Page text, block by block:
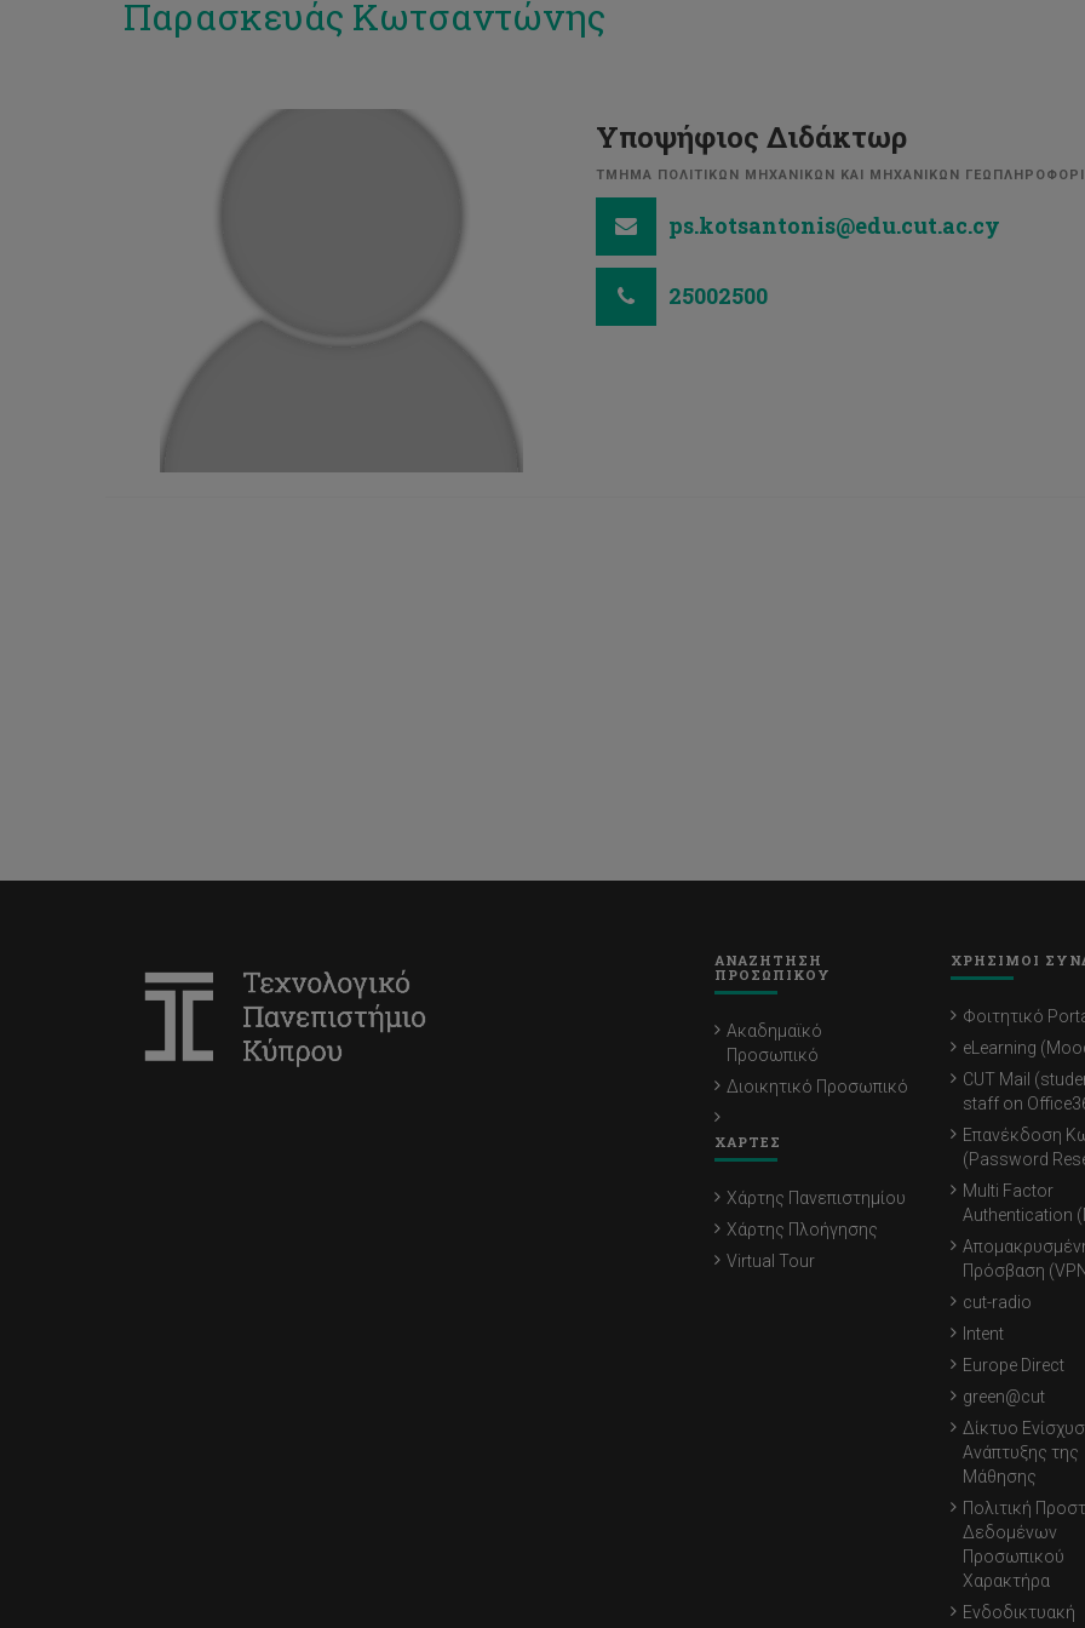
Παρασκευάς Κωτσαντώνης
Υποψήφιος Διδάκτωρ
ΤΜΗΜΑ ΠΟΛΙΤΙΚΩΝ ΜΗΧΑΝΙΚΩΝ ΚΑΙ ΜΗΧΑΝΙΚΩΝ
ps.kotsantonis@edu.cut.ac.cy
25002500
ΑΝΑΖΗΤΗΣΗ
ΠΡΟΣΩΠΙΚΟΥ
Ακαδημαϊκό
Προσωπικό
Διοικητικό Προσωπικό
ΧΑΡΤΕΣ
Χάρτης Πανεπιστημίου
Χάρτης Πλοήγησης
Virtual Tour
ΧΡΗΣΙΜΟΙ
Φοιτητικό
eLearning
CUT Mail
staff on
Επανέκδοση
(Password
Multi Factor
Authentication
Πρόσβαση
cut-radio
Intent
Europe Direct
green@cut
Δίκτυο
Ανάπτυξης της
Μάθησης
Πολιτική
Δεδομένων
Προσωπικού
Χαρακτήρα
Ενδοδικτυακή